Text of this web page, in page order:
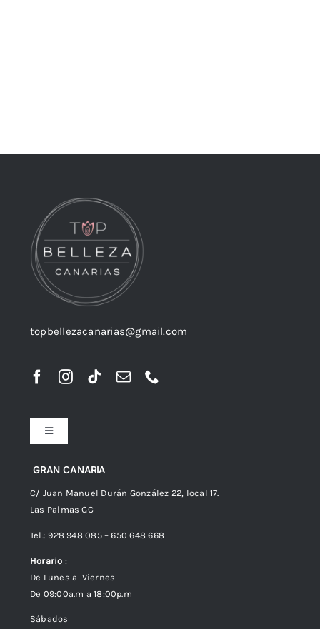
topbellezacanarias@gmail.com
GRAN CANARIA
C/ Juan Manuel Durán González 22, local 17.
Las Palmas GC
Tel.: 928 948 085 – 650 648 668
Horario :
De Lunes a Viernes
De 09:00a.m a 18:00p.m
Sábados
Toggle
Navigation
Preguntas frecuentes
Envíos
Política de Privacidad